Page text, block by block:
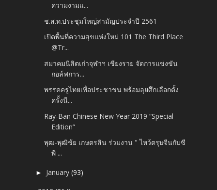
ความงามแ...
ช.ส.ท.ประชุมใหญ่สามัญประจำปี 2561
เปิดพื้นที่ความสุขแห่งใหม่ 101 The Third Place
@Tr...
สมาคมนิสิตเก่าจุฬาฯ เชียงราย จัดการแข่งขัน
กอล์ฟการ...
พรรคครูไทยเพื่อประชาชน พร้อมลุยศึกเลือกตั้ง
ครั้งนี...
Ray-Ban Chinese New Year 2019 “Special
Edition”
พุฒ-พุฒิช้ย เกษตรสิน ร่วมงาน " ไหว้ตรุษจีนกับซี
พี ...
► January(93)